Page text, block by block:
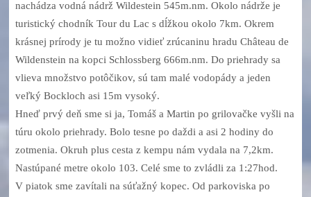
nachádza vodná nádrž Wildestein 545m.nm. Okolo nádrže je
turistický chodník Tour du Lac s dĺžkou okolo 7km. Okrem
krásnej prírody je tu možno vidieť zrúcaninu hradu Château de
Wildenstein na kopci Schlossberg 666m.nm. Do priehrady sa
vlieva množstvo potôčikov, sú tam malé vodopády a jeden
veľký Bockloch asi 15m vysoký.
Hneď prvý deň sme si ja, Tomáš a Martin po grilovačke vyšli na
túru okolo priehrady. Bolo tesne po daždi a asi 2 hodiny do
zotmenia. Okruh plus cesta z kempu nám vydala na 7,2km.
Nastúpané metre okolo 103. Celé sme to zvládli za 1:27hod.
V piatok sme zavítali na súťažný kopec. Od parkoviska po